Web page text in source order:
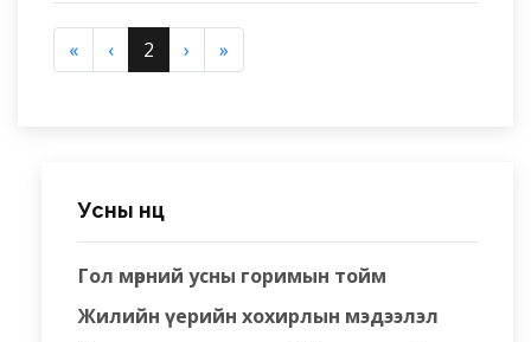
« ‹ 2 › »
Усны нөөц
Гол мөрний усны горимын тойм
Жилийн үерийн хохирлын мэдээлэл